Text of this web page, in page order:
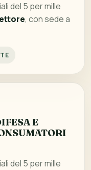
del 5 per mille
, con sede a
E
del 5 per mille